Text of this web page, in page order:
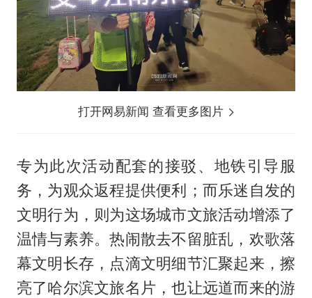
打开网易新闻 查看更多图片
专为此次活动配套的接驳、地铁引导服
务，为观众返程提供便利；而乐迷自发的
文明行为，则为这场城市文旅活动增添了
温情与素养。热闹散去不留脏乱，欢歌落
幕文明长存，点滴文明细节汇聚起来，擦
亮了哈尔滨文旅名片，也让远道而来的游